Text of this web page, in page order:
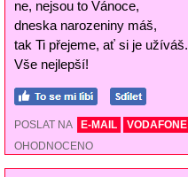
ne, nejsou to Vánoce,
dneska narozeniny máš,
tak Ti přejeme, ať si je užíváš.
Vše nejlepší!
POSLAT NA E-MAIL VODAFONE
OHODNOCENO